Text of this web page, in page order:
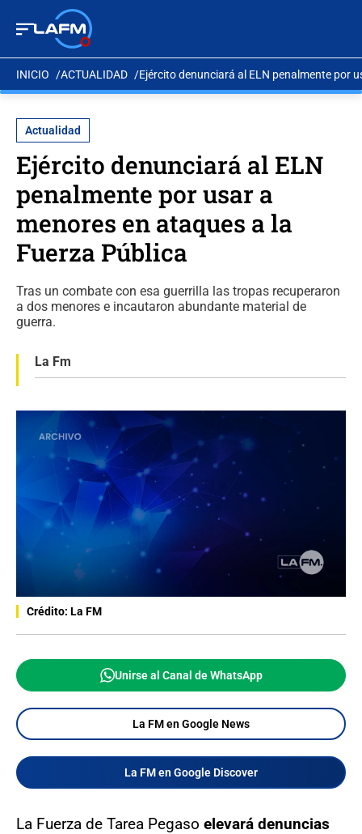
INICIO ACTUALIDAD Ejército denunciará al ELN penalmente por
Actualidad
Ejército denunciará al ELN
penalmente por usar a
menores en ataques a la
Fuerza Pública
Tras un combate con esa guerrilla las tropas recuperaron
a dos menores e incautaron abundante material de
guerra.
La Fm
Crédito: La FM
Unirse al Canal de WhatsApp
La FM en Google News
La FM en Google Discover
La Fuerza de Tarea Pegaso elevará denuncias